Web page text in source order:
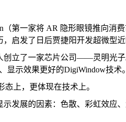
第一家将 AR 隐形眼镜推向消
启发了日后贾捷阳开发超微型
创立了一家芯片公司——灵明光
示效果更好的DigiWindow技术。
上，更体现在技术上。
发展的因素：色散、彩虹效应